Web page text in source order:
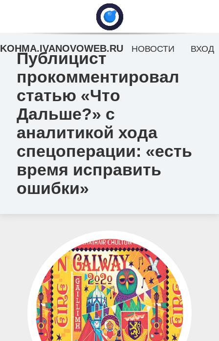
Публицист
прокомментировал
статью «Что
Дальше?» с
аналитикой хода
спецоперации: «есть
время исправить
ошибки»
KOHMA.IVANOVOWEB.RU НОВОСТИ ВХОД